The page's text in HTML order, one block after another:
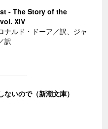
- The Story of the
XIV
ナルド・ドーア／訳、ジャ
訳
ないので（新潮文庫）